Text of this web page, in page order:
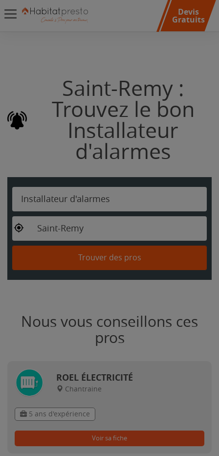
Devis
Gratuits
Saint-Remy :
Trouvez le bon
Installateur
d'alarmes
Installateur d'alarmes
Saint-Remy
Trouver des pros
Nous vous conseillons ces
pros
ROEL ÉLECTRICITÉ
Chantraine
5 ans d'expérience
Voir sa fiche